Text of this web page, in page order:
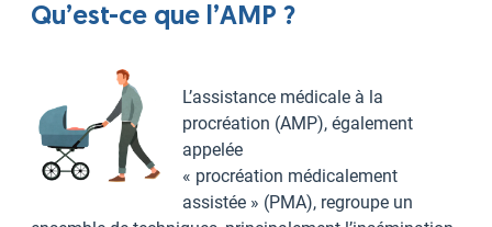
Qu’est-ce que l’AMP ?
L’assistance médicale à la
procréation (AMP), également
appelée
« procréation médicalement
assistée » (PMA), regroupe un